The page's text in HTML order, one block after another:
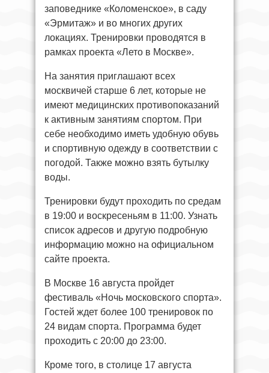
заповеднике «Коломенское», в саду
«Эрмитаж» и во многих других
локациях. Тренировки проводятся в
рамках проекта «Лето в Москве».
На занятия приглашают всех
москвичей старше 6 лет, которые не
имеют медицинских противопоказаний
к активным занятиям спортом. При
себе необходимо иметь удобную обувь
и спортивную одежду в соответствии с
погодой. Также можно взять бутылку
воды.
Тренировки будут проходить по средам
в 19:00 и воскресеньям в 11:00. Узнать
список адресов и другую подробную
информацию можно на официальном
сайте проекта.
В Москве 16 августа пройдет
фестиваль «Ночь московского спорта».
Гостей ждет более 100 тренировок по
24 видам спорта. Программа будет
проходить с 20:00 до 23:00.
Кроме того, в столице 17 августа